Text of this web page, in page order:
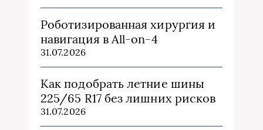
Роботизированная хирургия и
навигация в All-on-4
31.07.2026
Как подобрать летние шины
225/65 R17 без лишних рисков
31.07.2026